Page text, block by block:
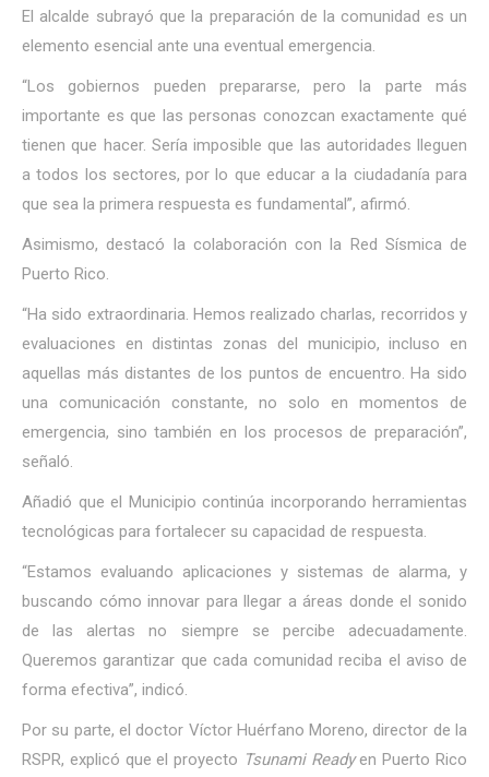
El alcalde subrayó que la preparación de la comunidad es un
elemento esencial ante una eventual emergencia.
“Los gobiernos pueden prepararse, pero la parte más
importante es que las personas conozcan exactamente qué
tienen que hacer. Sería imposible que las autoridades lleguen
a todos los sectores, por lo que educar a la ciudadanía para
que sea la primera respuesta es fundamental”, afirmó.
Asimismo, destacó la colaboración con la Red Sísmica de
Puerto Rico.
“Ha sido extraordinaria. Hemos realizado charlas, recorridos y
evaluaciones en distintas zonas del municipio, incluso en
aquellas más distantes de los puntos de encuentro. Ha sido
una comunicación constante, no solo en momentos de
emergencia, sino también en los procesos de preparación”,
señaló.
Añadió que el Municipio continúa incorporando herramientas
tecnológicas para fortalecer su capacidad de respuesta.
“Estamos evaluando aplicaciones y sistemas de alarma, y
buscando cómo innovar para llegar a áreas donde el sonido
de las alertas no siempre se percibe adecuadamente.
Queremos garantizar que cada comunidad reciba el aviso de
forma efectiva”, indicó.
Por su parte, el doctor Víctor Huérfano Moreno, director de la
RSPR, explicó que el proyecto Tsunami Readyen Puerto Rico